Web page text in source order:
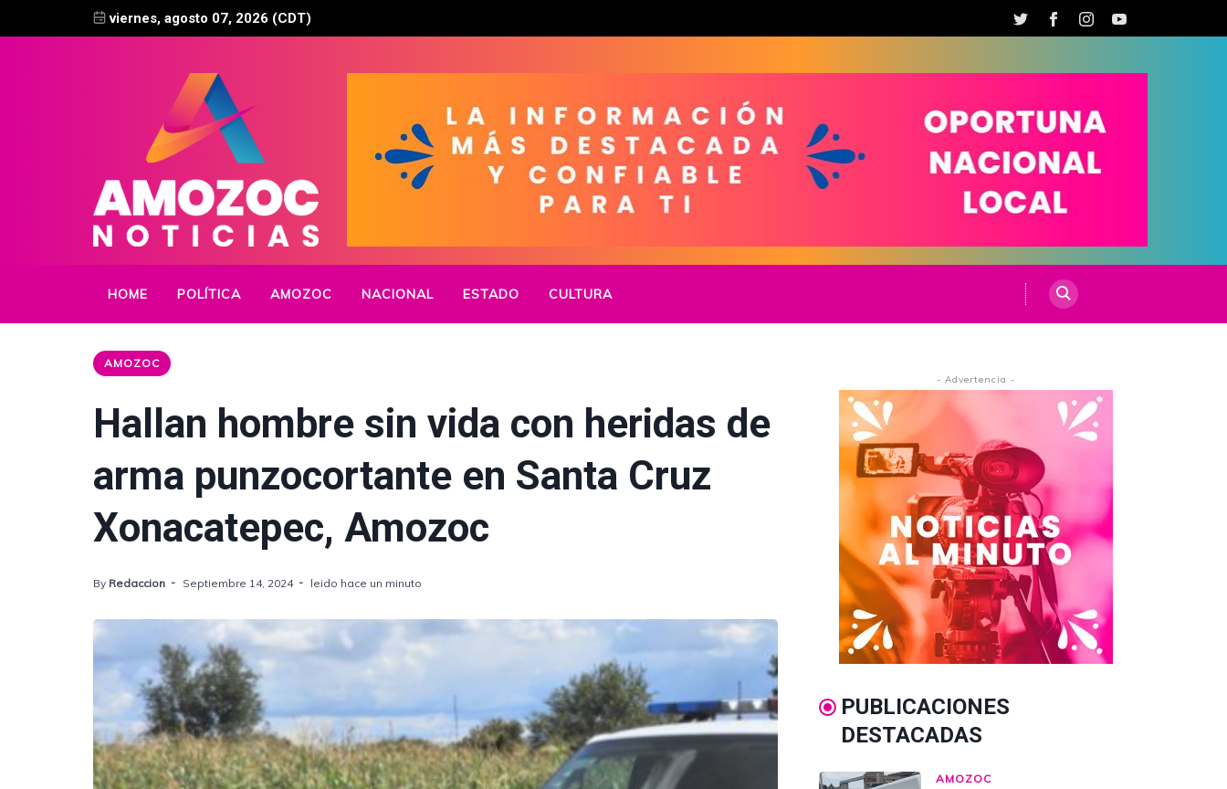
viernes, agosto 07, 2026 (CDT)
HOME POLÍTICA AMOZOC NACIONAL ESTADO CULTURA
AMOZOC
Hallan hombre sin vida con heridas de
arma punzocortante en Santa Cruz
Xonacatepec, Amozoc
By Redaccion Septiembre 14, 2024 leido hace un minuto
- Advertencia -
PUBLICACIONES
DESTACADAS
AMOZOC